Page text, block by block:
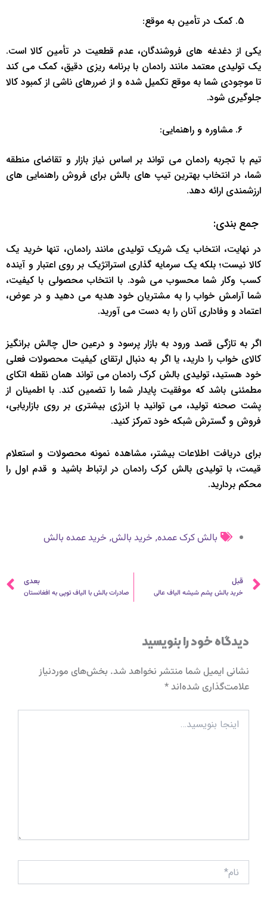
کمک در تأمین به موقع:
یکی از دغدغه های فروشندگان، عدم قطعیت در تأمین کالا است.
یک تولیدی معتمد مانند رادمان با برنامه ریزی دقیق، کمک می کند
تا موجودی شما به موقع تکمیل شده و از ضررهای ناشی از کمبود کالا
جلوگیری شود.
مشاوره و راهنمایی:
تیم با تجربه رادمان می تواند بر اساس نیاز بازار و تقاضای منطقه
شما، در انتخاب بهترین تیپ های بالش برای فروش راهنمایی های
ارزشمندی ارائه دهد.
جمع بندی:
در نهایت، انتخاب یک شریک تولیدی مانند رادمان، تنها خرید یک
کالا نیست؛ بلکه یک سرمایه گذاری استراتژیک بر روی اعتبار و آینده
کسب وکار شما محسوب می شود. با انتخاب محصولی با کیفیت،
شما آرامش خواب را به مشتریان خود هدیه می دهید و در عوض،
اعتماد و وفاداری آنان را به دست می آورید.
اگر به تازگی قصد ورود به بازار پرسود و درعین حال چالش برانگیز
کالای خواب را دارید، یا اگر به دنبال ارتقای کیفیت محصولات فعلی
خود هستید، تولیدی بالش کرک رادمان می تواند همان نقطه اتکای
مطمئنی باشد که موفقیت پایدار شما را تضمین کند. با اطمینان از
پشت صحنه تولید، می توانید با انرژی بیشتری بر روی بازاریابی،
فروش و گسترش شبکه خود تمرکز کنید.
برای دریافت اطلاعات بیشتر، مشاهده نمونه محصولات و استعلام
قیمت، با تولیدی بالش کرک رادمان در ارتباط باشید و قدم اول را
محکم بردارید.
بالش کرک عمده, خرید بالش, خرید عمده بالش
قبلی
قبل
خرید بالش پشم شیشه الیاف عالی
بعدی
صادرات بالش با الیاف توپی به افغانستان
دیدگاه‌ خود را بنویسید
نشانی ایمیل شما منتشر نخواهد شد. بخش‌های موردنیاز
علامت‌گذاری شده‌اند*
بنویسید…